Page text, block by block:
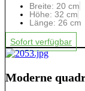
Breite: 20 cm
Höhe: 32 cm
Länge: 26 cm
Sofort verfügbar
Moderne